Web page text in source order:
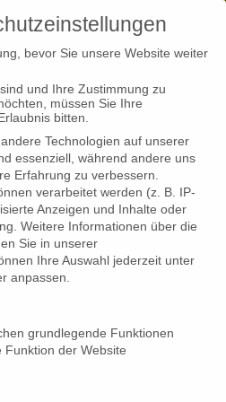
Wasser austritt und deshalb
In der Regel kommt eine
Kosten auf. Aber es
dies explizit vorsieht.
als Haustier beliebt. Rund 2
so berichtet der
hinzu gesellen sich 1,6 Millionen
Fische erfreut das Auge, und das
bevor Sie unsere Website weiter
und Ihre Zustimmung zu
müssen Sie Ihre
bitten.
Technologien auf unserer
essenziell, während andere uns
Erfahrung zu verbessern.
verarbeitet werden (z. B. IP-
Anzeigen und Inhalte oder
Weitere Informationen über die
Sie in unserer
Ihre Auswahl jederzeit unter
anpassen.
grundlegende Funktionen
Funktion der Website